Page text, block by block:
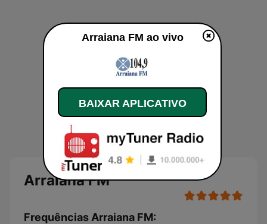
Arraiana FM
Frequências Arraiana FM:
Arraiana FM ao vivo
BAIXAR APLICATIVO